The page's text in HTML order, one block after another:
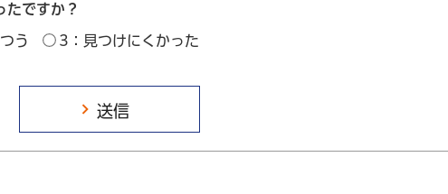
たですか？
う 3：見つけにくかった